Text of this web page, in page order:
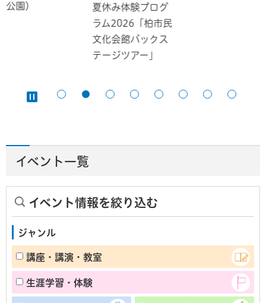
公園）
夏休み体験プログ
ラム2026「柏市民
文化会館バックス
テージツアー」
イベント一覧
イベント情報を絞り込む
ジャンル
講座・講演・教室
生涯学習・体験